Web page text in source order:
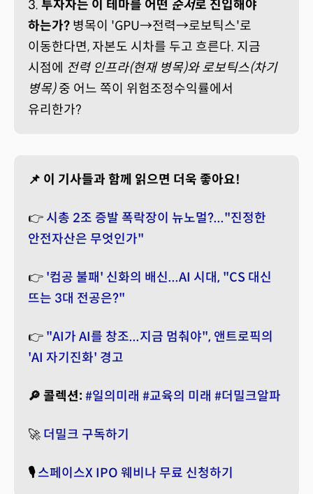
3. 투자자는 이 테마를 어떤 순서로 진입해야
하는가? 병목이 'GPU→전력→로보틱스'로
이동한다면, 자본도 시차를 두고 흐른다. 지금
시점에 전력 인프라(현재 병목)와 로보틱스(차기
병목)중 어느 쪽이 위험조정수익률에서
유리한가?
📌 이 기사들과 함께 읽으면 더욱 좋아요!
👉 시총 2조 증발 폭락장이 뉴노멀?..."진정한
안전자산은 무엇인가"
👉 '컴공 불패' 신화의 배신...AI 시대, "CS 대신
뜨는 3대 전공은?"
👉 "AI가 AI를 창조...지금 멈춰야", 앤트로픽의
'AI 자기진화' 경고
🔎 콜렉션: #일의미래 #교육의 미래 #더밀크알파
🚀 더밀크 구독하기
🎙️스페이스X IPO 웨비나 무료 신청하기